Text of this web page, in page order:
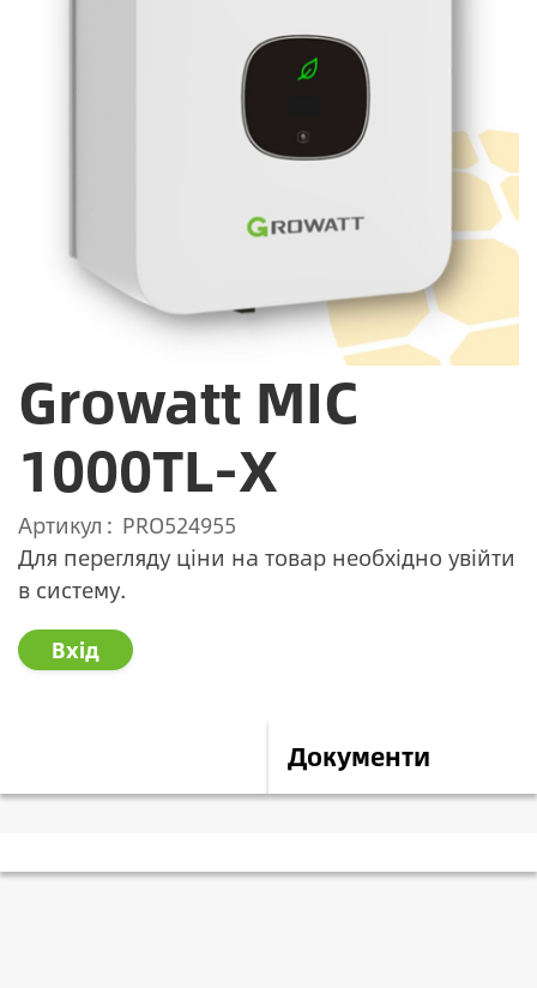
Growatt MIC
1000TL-X
Артикул
PRO524955
Для перегляду ціни на товар необхідно увійти
в систему.
Вхід
Документи